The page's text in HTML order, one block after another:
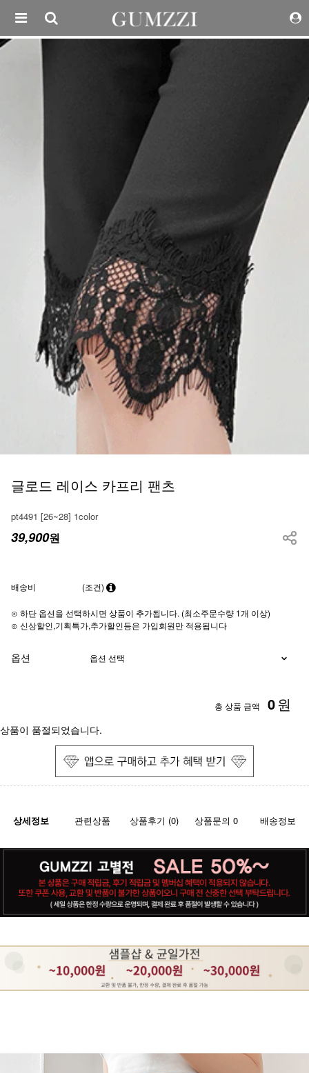
글로드 레이스 카프리 팬츠
pt4491 [26~28] 1color
39,900원
배송비 (조건)
⊙ 하단 옵션을 선택하시면 상품이 추가됩니다. (최소주문수량 1개 이상)
⊙ 신상할인,기획특가,추가할인등은 가입회원만 적용됩니다
옵션
총 상품 금액 0원
상품이 품절되었습니다.
상세정보 관련상품 상품후기 (0) 상품문의 0 배송정보